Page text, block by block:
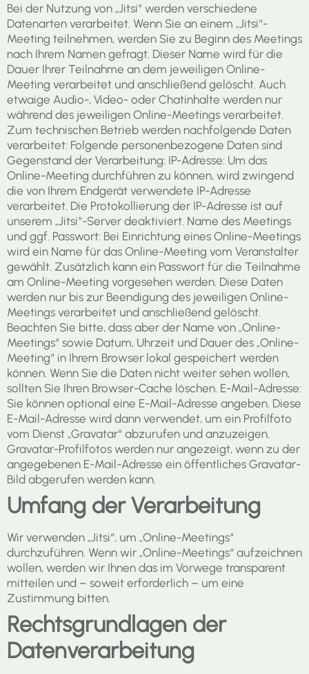
Bei der Nutzung von „Jitsi“ werden verschiedene
Datenarten verarbeitet. Wenn Sie an einem „Jitsi“-
Meeting teilnehmen, werden Sie zu Beginn des Meetings
nach Ihrem Namen gefragt. Dieser Name wird für die
Dauer Ihrer Teilnahme an dem jeweiligen Online-
Meeting verarbeitet und anschließend gelöscht. Auch
etwaige Audio-, Video- oder Chatinhalte werden nur
während des jeweiligen Online-Meetings verarbeitet.
Zum technischen Betrieb werden nachfolgende Daten
verarbeitet: Folgende personenbezogene Daten sind
Gegenstand der Verarbeitung: IP-Adresse: Um das
Online-Meeting durchführen zu können, wird zwingend
die von Ihrem Endgerät verwendete IP-Adresse
verarbeitet. Die Protokollierung der IP-Adresse ist auf
unserem „Jitsi“-Server deaktiviert. Name des Meetings
und ggf. Passwort: Bei Einrichtung eines Online-Meetings
wird ein Name für das Online-Meeting vom Veranstalter
gewählt. Zusätzlich kann ein Passwort für die Teilnahme
am Online-Meeting vorgesehen werden. Diese Daten
werden nur bis zur Beendigung des jeweiligen Online-
Meetings verarbeitet und anschließend gelöscht.
Beachten Sie bitte, dass aber der Name von „Online-
Meetings“ sowie Datum, Uhrzeit und Dauer des „Online-
Meeting“ in Ihrem Browser lokal gespeichert werden
können. Wenn Sie die Daten nicht weiter sehen wollen,
sollten Sie Ihren Browser-Cache löschen. E-Mail-Adresse:
Sie können optional eine E-Mail-Adresse angeben. Diese
E-Mail-Adresse wird dann verwendet, um ein Profilfoto
vom Dienst „Gravatar“ abzurufen und anzuzeigen.
Gravatar-Profilfotos werden nur angezeigt, wenn zu der
angegebenen E-Mail-Adresse ein öffentliches Gravatar-
Bild abgerufen werden kann.
Umfang der Verarbeitung
Wir verwenden „Jitsi“, um „Online-Meetings“
durchzuführen. Wenn wir „Online-Meetings“ aufzeichnen
wollen, werden wir Ihnen das im Vorwege transparent
mitteilen und – soweit erforderlich – um eine
Zustimmung bitten.
Rechtsgrundlagen der
Datenverarbeitung